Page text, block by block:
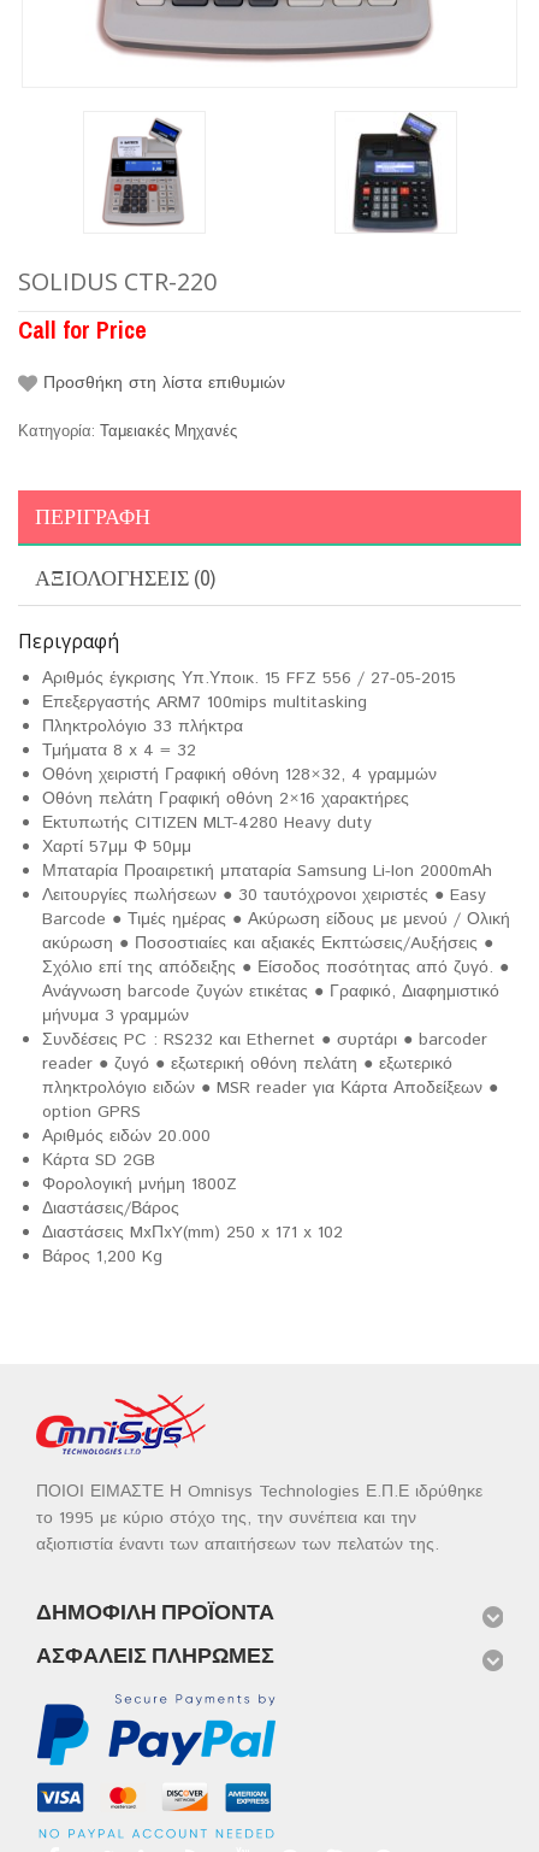
SOLIDUS CTR-220
Call for Price
Προσθήκη στη λίστα επιθυμιών
Κατηγορία: Ταμειακές Μηχανές
ΠΕΡΙΓΡΑΦΉ
ΑΞΙΟΛΟΓΉΣΕΙΣ (0)
Περιγραφή
Αριθμός έγκρισης Υπ.Υποικ. 15 FFZ 556 / 27-05-2015
Επεξεργαστής ARM7 100mips multitasking
Πληκτρολόγιο 33 πλήκτρα
Τμήματα 8 x 4 = 32
Οθόνη χειριστή Γραφική οθόνη 128×32, 4 γραμμών
Οθόνη πελάτη Γραφική οθόνη 2×16 χαρακτήρες
Εκτυπωτής CITIZEN MLT-4280 Heavy duty
Χαρτί 57μμ Φ 50μμ
Μπαταρία Προαιρετική μπαταρία Samsung Li-Ion 2000mAh
Λειτουργίες πωλήσεων ● 30 ταυτόχρονοι χειριστές ● Easy
Barcode ● Τιμές ημέρας ● Ακύρωση είδους με μενού / Ολική
ακύρωση ● Ποσοστιαίες και αξιακές Εκπτώσεις/Aυξήσεις ●
Σχόλιο επί της απόδειξης ● Είσοδος ποσότητας από ζυγό. ●
Ανάγνωση barcode ζυγών ετικέτας ● Γραφικό, Διαφημιστικό
μήνυμα 3 γραμμών
Συνδέσεις PC : RS232 και Ethernet ● συρτάρι ● barcoder
reader ● ζυγό ● εξωτερική οθόνη πελάτη ● εξωτερικό
πληκτρολόγιο ειδών ● MSR reader για Κάρτα Αποδείξεων ●
option GPRS
Αριθμός ειδών 20.000
Κάρτα SD 2GB
Φορολογική μνήμη 1800Z
Διαστάσεις/Βάρος
Διαστάσεις MxΠxY(mm) 250 x 171 x 102
Βάρος 1,200 Kg
ΠΟΙΟΙ ΕΙΜΑΣΤΕ Η Omnisys Technologies Ε.Π.Ε ιδρύθηκε
το 1995 με κύριο στόχο της, την συνέπεια και την
αξιοπιστία έναντι των απαιτήσεων των πελατών της.
ΔΗΜΟΦΙΛΉ ΠΡΟΪΌΝΤΑ
ΑΣΦΑΛΕΊΣ ΠΛΗΡΩΜΈΣ